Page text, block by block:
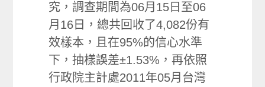
究，調查期間為06月15日至06
月16日，總共回收了4,082份有
效樣本，且在95%的信心水準
下，抽樣誤差±1.53%，再依照
行政院主計處2011年05月台灣